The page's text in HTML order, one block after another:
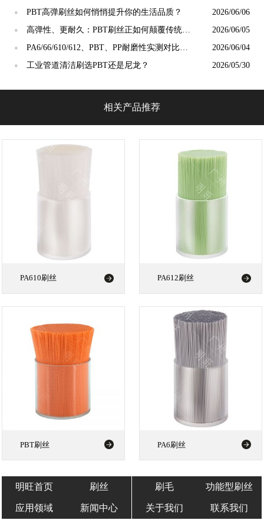
抛光精度？
● PBT高弹刷丝如何悄悄提升你的生活品质？ 2026/06/06
●
高弹性、更耐久：PBT刷丝正如何颠覆传统清
洁工具市场？
2026/06/05
●
PA6/66/610/612、PBT、PP耐磨性实测对比：
谁才是"耐磨之王"？
2026/06/04
● 工业管道清洁刷选PBT还是尼龙？ 2026/05/30
相关产品推荐
PA610刷丝 PA612刷丝
PBT刷丝 PA6刷丝
明旺首页 刷丝 刷毛 功能型刷丝
应用领域 新闻中心 关于我们 联系我们